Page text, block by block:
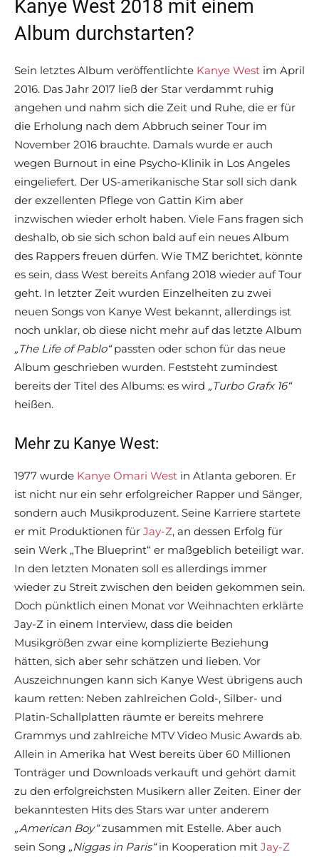
Kanye West 2018 mit einem
Album durchstarten?
Sein letztes Album veröffentlichte Kanye West im April
2016. Das Jahr 2017 ließ der Star verdammt ruhig
angehen und nahm sich die Zeit und Ruhe, die er für
die Erholung nach dem Abbruch seiner Tour im
November 2016 brauchte. Damals wurde er auch
wegen Burnout in eine Psycho-Klinik in Los Angeles
eingeliefert. Der US-amerikanische Star soll sich dank
der exzellenten Pflege von Gattin Kim aber
inzwischen wieder erholt haben. Viele Fans fragen sich
deshalb, ob sie sich schon bald auf ein neues Album
des Rappers freuen dürfen. Wie TMZ berichtet, könnte
es sein, dass West bereits Anfang 2018 wieder auf Tour
geht. In letzter Zeit wurden Einzelheiten zu zwei
neuen Songs von Kanye West bekannt, allerdings ist
noch unklar, ob diese nicht mehr auf das letzte Album
„The Life of Pablo“passten oder schon für das neue
Album geschrieben wurden. Feststeht zumindest
bereits der Titel des Albums: es wird „Turbo Grafx 16“
heißen.
Mehr zu Kanye West:
1977 wurde Kanye Omari West in Atlanta geboren. Er
ist nicht nur ein sehr erfolgreicher Rapper und Sänger,
sondern auch Musikproduzent. Seine Karriere startete
er mit Produktionen für Jay-Z, an dessen Erfolg für
sein Werk „The Blueprint“ er maßgeblich beteiligt war.
In den letzten Monaten soll es allerdings immer
wieder zu Streit zwischen den beiden gekommen sein.
Doch pünktlich einen Monat vor Weihnachten erklärte
Jay-Z in einem Interview, dass die beiden
Musikgrößen zwar eine komplizierte Beziehung
hätten, sich aber sehr schätzen und lieben. Vor
Auszeichnungen kann sich Kanye West übrigens auch
kaum retten: Neben zahlreichen Gold-, Silber- und
Platin-Schallplatten räumte er bereits mehrere
Grammys und zahlreiche MTV Video Music Awards ab.
Allein in Amerika hat West bereits über 60 Millionen
Tonträger und Downloads verkauft und gehört damit
zu den erfolgreichsten Musikern aller Zeiten. Einer der
bekanntesten Hits des Stars war unter anderem
„American Boy“zusammen mit Estelle. Aber auch
sein Song „Niggas in Paris“in Kooperation mit Jay-Z